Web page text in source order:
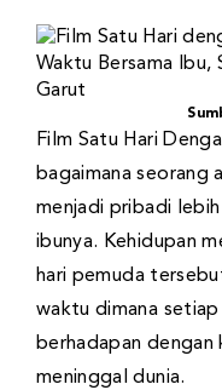
Film Satu Hari
bagaimana seorang
menjadi pribadi
ibunya. Kehidupan
hari pemuda
waktu dimana setiap
berhadapan dengan
meninggal dunia.